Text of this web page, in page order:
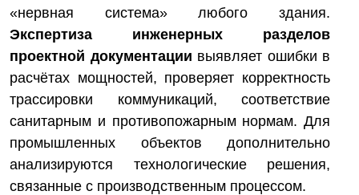
«нервная система» любого здания.
Экспертиза инженерных разделов
проектной документации выявляет ошибки в
расчётах мощностей, проверяет корректность
трассировки коммуникаций, соответствие
санитарным и противопожарным нормам. Для
промышленных объектов дополнительно
анализируются технологические решения,
связанные с производственным процессом.